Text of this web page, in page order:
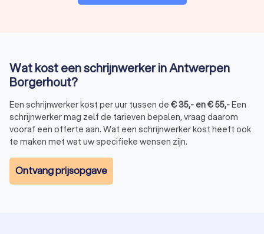
Wat kost een schrijnwerker in Antwerpen
Borgerhout?
Een schrijnwerker kost per uur tussen de €35,- en€55,-Een
schrijnwerker mag zelf de tarieven bepalen, vraag daarom
vooraf een offerte aan. Wat een schrijnwerker kost heeft ook
te maken met wat uw specifieke wensen zijn.
Ontvang prijsopgave